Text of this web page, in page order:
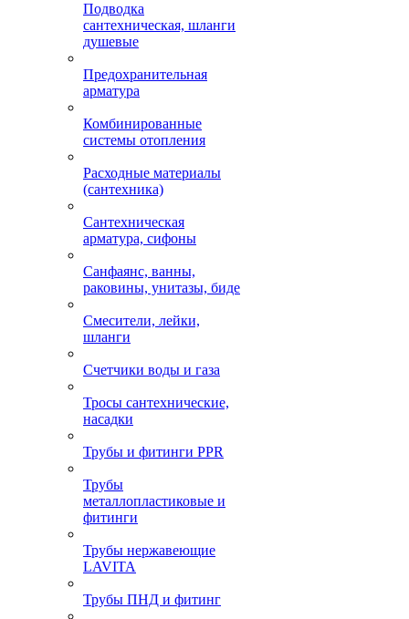
Подводка
сантехническая, шланги
душевые
Предохранительная
арматура
Комбинированные
системы отопления
Расходные материалы
(сантехника)
Сантехническая
арматура, сифоны
Санфаянс, ванны,
раковины, унитазы, биде
Смесители, лейки,
шланги
Счетчики воды и газа
Тросы сантехнические,
насадки
Трубы и фитинги PPR
Трубы
металлопластиковые и
фитинги
Трубы нержавеющие
LAVITA
Трубы ПНД и фитинг